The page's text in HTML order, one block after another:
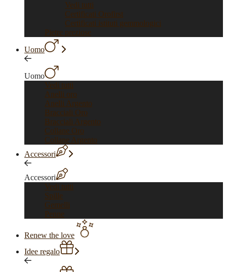
Vedi tutti
Certificati Orofirst
Certificati istituti gemmologici
Pietre preziose
Uomo
Uomo
Vedi tutti
Anelli oro
Anelli Argento
Bracciali Oro
Bracciali Argento
Collane Oro
Collane Argento
Accessori
Accessori
Vedi tutti
Spille
Gemelli
Penne
Renew the love
Idee regalo